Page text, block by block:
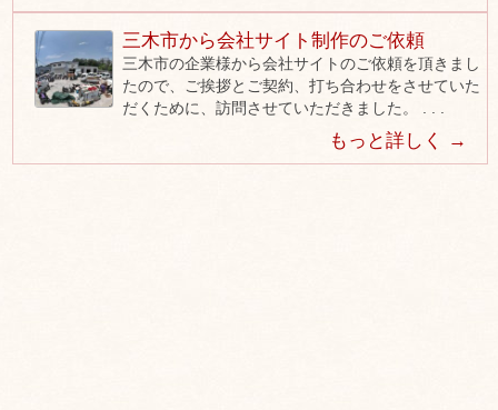
三木市から会社サイト制作のご依頼
三木市の企業様から会社サイトのご依頼を頂きまし
たので、ご挨拶とご契約、打ち合わせをさせていた
だくために、訪問させていただきました。 . . .
もっと詳しく →